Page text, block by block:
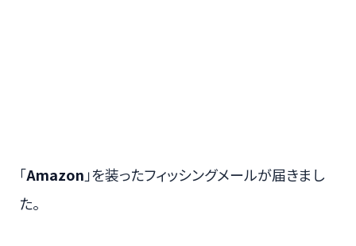
「Amazon 」を装ったフィッシングメールが届きまし
た。